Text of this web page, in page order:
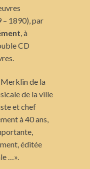
– 1890), par
, à
CD
Merklin de la
de la ville
et chef
à 40 ans,
éditée
…».